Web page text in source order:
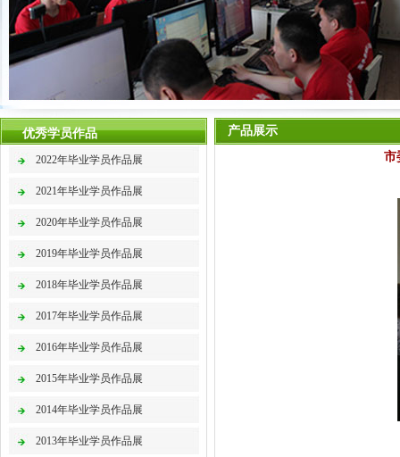
优秀学员作品
2022年毕业学员作品展
2021年毕业学员作品展
2020年毕业学员作品展
2019年毕业学员作品展
2018年毕业学员作品展
2017年毕业学员作品展
2016年毕业学员作品展
2015年毕业学员作品展
2014年毕业学员作品展
2013年毕业学员作品展
产品展示
市